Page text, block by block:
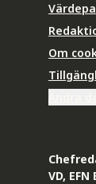
Om
VD,